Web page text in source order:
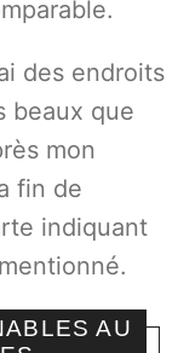
des endroits
beaux que
mon
fin de
indiquant
AU